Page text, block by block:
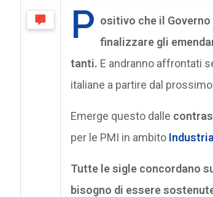
P ositivo che il
finalizzare gli
tanti. E andranno affrontati
italiane a partire dal
Emerge questo dalle
per le PMI in ambito
Tutte le sigle concordano
bisogno di essere